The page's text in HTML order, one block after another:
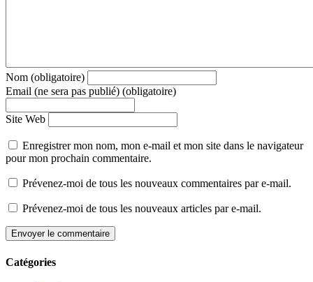
Nom (obligatoire)
Email (ne sera pas publié) (obligatoire)
Site Web
Enregistrer mon nom, mon e-mail et mon site dans le navigateur
pour mon prochain commentaire.
Prévenez-moi de tous les nouveaux commentaires par e-mail.
Prévenez-moi de tous les nouveaux articles par e-mail.
Catégories